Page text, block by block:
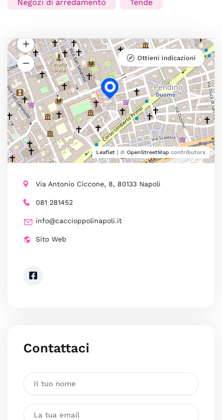
Negozi di arredamento Tende
Leaflet | © OpenStreetMap contributors
Ottieni indicazioni
Via Antonio Ciccone, 8, 80133 Napoli
081 281452
info@caccioppolinapoli.it
Sito Web
Contattaci